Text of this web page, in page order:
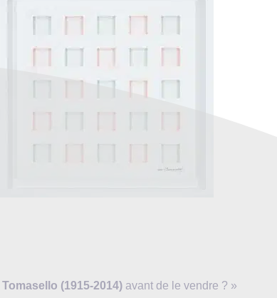
Tomasello (1915-2014) avant de le vendre ? »